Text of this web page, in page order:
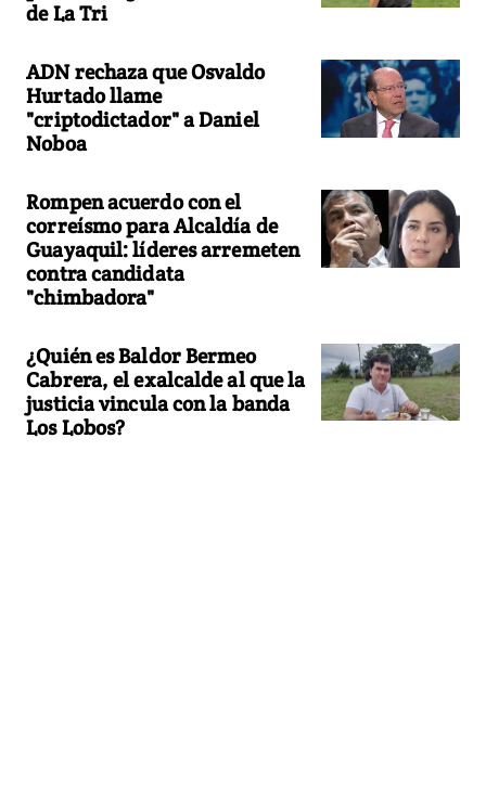
de La Tri
ADN rechaza que Osvaldo
Hurtado llame
"criptodictador" a Daniel
Noboa
Rompen acuerdo con el
correísmo para Alcaldía de
Guayaquil: líderes arremeten
contra candidata
"chimbadora"
¿Quién es Baldor Bermeo
Cabrera, el exalcalde al que la
justicia vincula con la banda
Los Lobos?